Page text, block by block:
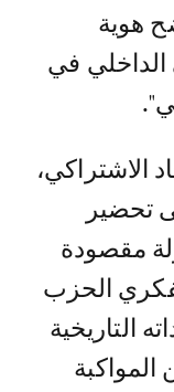
هوية
الداخلي في
الاشتراكي،
تحضير
مقصودة
الحزب
التاريخية